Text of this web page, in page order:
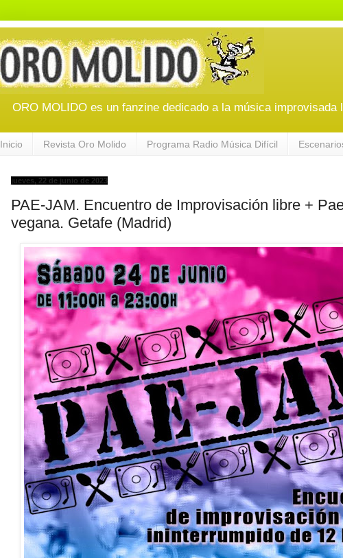
ORO MOLIDO es un fanzine dedicado a la música
Inicio Revista Oro Molido Programa Radio Música Difícil
jueves, 22 de junio de 2023
PAE-JAM. Encuentro de Improvisación libre +
vegana. Getafe (Madrid)